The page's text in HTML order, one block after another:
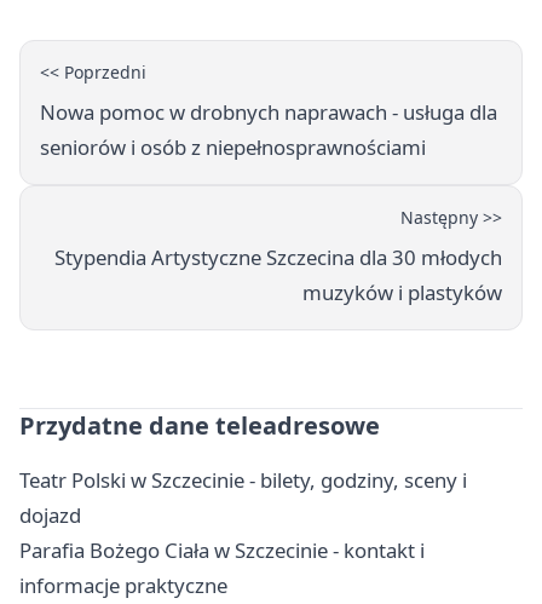
<< Poprzedni
Nowa pomoc w drobnych naprawach - usługa dla
seniorów i osób z niepełnosprawnościami
Następny >>
Stypendia Artystyczne Szczecina dla 30 młodych
muzyków i plastyków
Przydatne dane teleadresowe
Teatr Polski w Szczecinie - bilety, godziny, sceny i
dojazd
Parafia Bożego Ciała w Szczecinie - kontakt i
informacje praktyczne